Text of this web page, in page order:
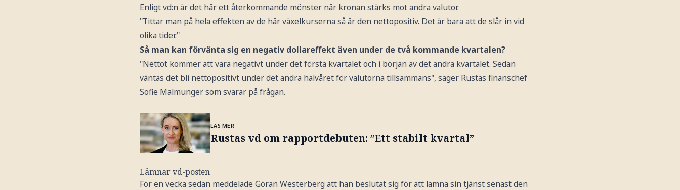
Enligt vd:n är det här ett återkommande mönster när kronan stärks mot andra valutor.
"Tittar man på hela effekten av de här växelkurserna så är den nettopositiv. Det är bara att de slår in vid
olika tider."
Så man kan förvänta sig en negativ dollareffekt även under de två kommande kvartalen?
"Nettot kommer att vara negativt under det första kvartalet och i början av det andra kvartalet. Sedan
väntas det bli nettopositivt under det andra halvåret för valutorna tillsammans", säger Rustas finanschef
Sofie Malmunger som svarar på frågan.
LÄS MER
Rustas vd om rapportdebuten: ”Ett stabilt kvartal”
Lämnar vd-posten
För en vecka sedan meddelade Göran Westerberg att han beslutat sig för att lämna sin tjänst senast den